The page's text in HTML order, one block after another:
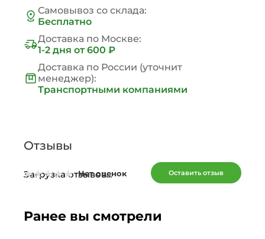
Самовывоз со склада:
Бесплатно
Доставка по Москве:
1-2 дня от 600 ₽
Доставка по России (уточнит
менеджер):
Транспортными компаниями
Отзывы
Нет оценок Оставить отзыв
Загрузка отзывов...
Ранее вы смотрели